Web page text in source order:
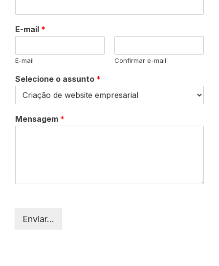
E-mail *
E-mail Confirmar e-mail
Selecione o assunto *
Mensagem *
Enviar…